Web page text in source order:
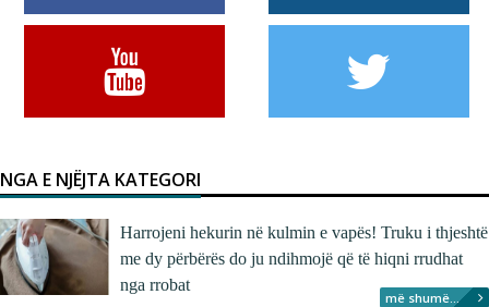
NGA E NJËJTA KATEGORI
Harrojeni hekurin në kulmin e vapës! Truku i thjeshtë
me dy përbërës do ju ndihmojë që të hiqni rrudhat
nga rrobat
më shumë...